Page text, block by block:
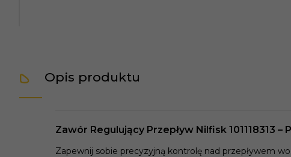
Opis produktu
Zawór Regulujący Przepływ Nilfisk 101118313
Zapewnij sobie precyzyjną kontrolę nad przepływem